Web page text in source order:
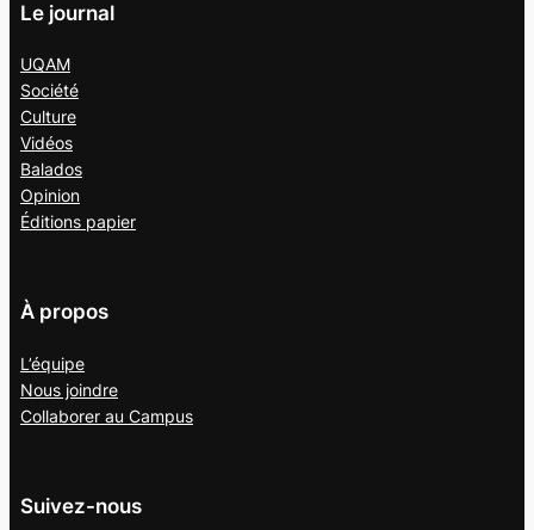
Le journal
UQAM
Société
Culture
Vidéos
Balados
Opinion
Éditions papier
À propos
L’équipe
Nous joindre
Collaborer au Campus
Suivez-nous